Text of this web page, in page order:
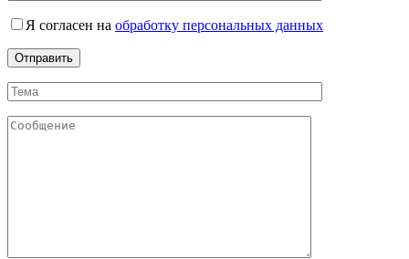
Я согласен на обработку персональных данных